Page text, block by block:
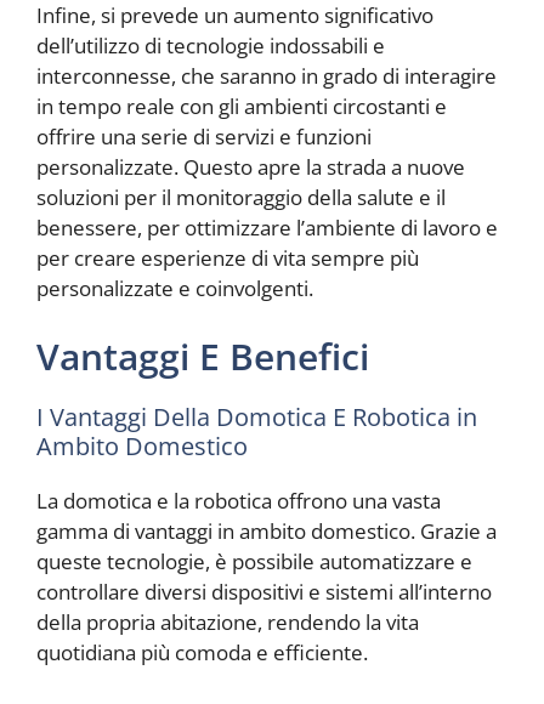
Infine, si prevede un aumento significativo
dell’utilizzo di tecnologie indossabili e
interconnesse, che saranno in grado di interagire
in tempo reale con gli ambienti circostanti e
offrire una serie di servizi e funzioni
personalizzate. Questo apre la strada a nuove
soluzioni per il monitoraggio della salute e il
benessere, per ottimizzare l’ambiente di lavoro e
per creare esperienze di vita sempre più
personalizzate e coinvolgenti.
Vantaggi E Benefici
I Vantaggi Della Domotica E Robotica in
Ambito Domestico
La domotica e la robotica offrono una vasta
gamma di vantaggi in ambito domestico. Grazie a
queste tecnologie, è possibile automatizzare e
controllare diversi dispositivi e sistemi all’interno
della propria abitazione, rendendo la vita
quotidiana più comoda e efficiente.